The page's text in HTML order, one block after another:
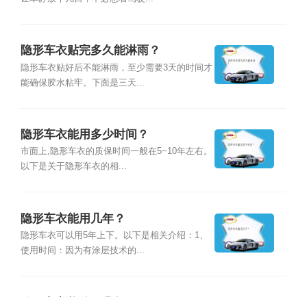
隐形车衣贴完多久能淋雨？
隐形车衣贴好后不能淋雨，至少需要3天的时间才
能确保胶水粘牢。下面是三天...
隐形车衣能用多少时间？
市面上,隐形车衣的质保时间一般在5~10年左右。
以下是关于隐形车衣的相...
隐形车衣能用几年？
隐形车衣可以用5年上下。以下是相关介绍：1、
使用时间：因为有涂层技术的...